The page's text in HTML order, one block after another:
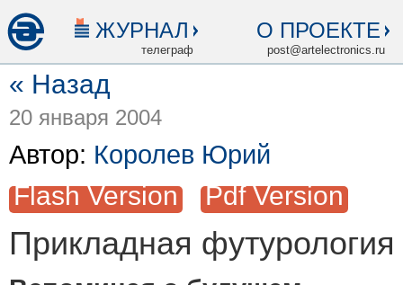
ЖУРНАЛ
телеграф
О ПРОЕКТЕ
post@artelectronics.ru
« Назад
20 января 2004
Автор: Королев Юрий
Flash Version Pdf Version
Прикладная футурология